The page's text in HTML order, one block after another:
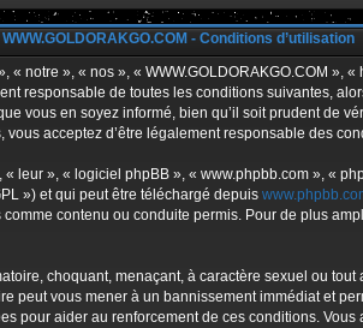
e
c
h
e
r
h
e
WWW.GOLDORAKGO.COM - Conditions d’utilisation
notre », « nos », « WWW.GOLDORAKGO.COM »,
responsable de toutes les conditions suivantes,
vous en soyez informé, bien qu’il soit prudent de
acceptez d’être légalement responsable des
leur », « logiciel phpBB », « www.phpbb.com », «
») et qui peut être téléchargé depuis
contenu ou conduite permis. Pour de plus
choquant, menaçant, à caractère sexuel ou
peut vous mener à un bannissement immédiat et
pour aider au renforcement de ces conditions.